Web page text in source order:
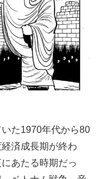
た1970年代から80
済成長期が終わ
あたる時期だっ